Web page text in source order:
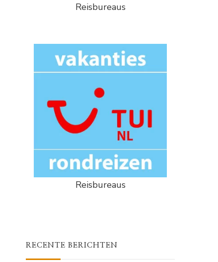
Reisbureaus
Reisbureaus
RECENTE BERICHTEN